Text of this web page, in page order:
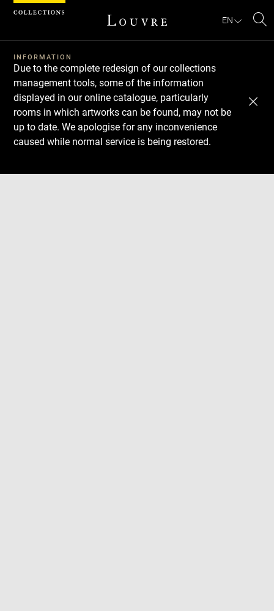
EN
INFORMATION
Due to the complete redesign of our collections
management tools, some of the information
displayed in our online catalogue, particularly
rooms in which artworks can be found, may not be
up to date. We apologise for any inconvenience
caused while normal service is being restored.
Download
Next
Previous
Cookies management panel